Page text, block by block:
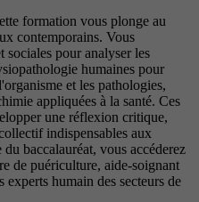
formation vous plonge au
contemporains. Vous
sociales pour analyser les
humaines pour
et les pathologies,
appliquées à la santé. Ces
une réflexion critique,
indispensables aux
baccalauréat, vous accéderez
de puériculture, aide-soignant
humain des secteurs de